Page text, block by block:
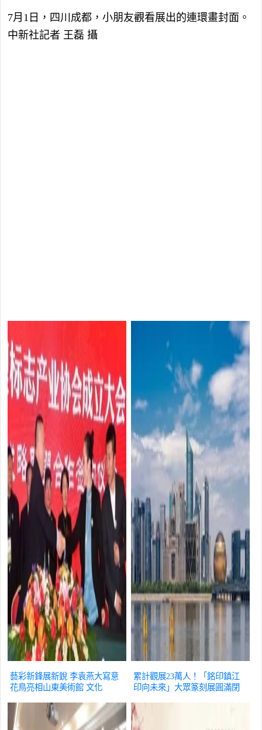
7月1日，四川成都，小朋友觀看展出的連環畫封面。
中新社記者 王磊 攝
藝彩新鋒展新銳 李袁燕大寫意
花鳥亮相山東美術館 文化
累計觀展23萬人！「銘印鎮江
印向未來」大眾篆刻展圓滿閉